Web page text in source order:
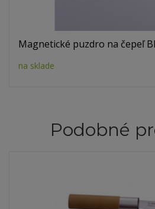
Magnetické puzdro na čepeľ
na sklade
Podobné